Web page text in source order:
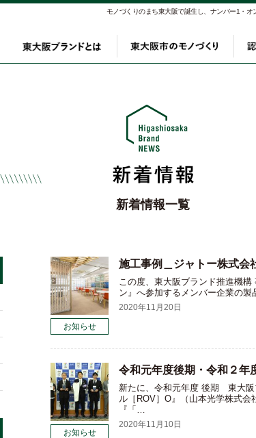
モノづくりのまち東大阪で誕生し、ナンバー1・
東大阪ブランドとは 東大阪
新着情報一覧
お知らせ
施工事例＿ジャトー株式会
この度、東大阪ブランド推進機
ン』へ参加するメンバー企業の
2020年11月20日
お知らせ
令和元年度後期・令和２年
新たに、令和元年度 後期 東大阪
ル［ROV］O』（山本光学株式
『「…
2020年11月10日